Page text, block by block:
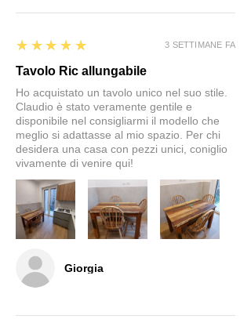
Giorgia
5
★★★★★
Tavolo Ric allungabile
Ho acquistato un tavolo unico nel suo stile.
Claudio è stato veramente gentile e
disponibile nel consigliarmi il modello che
meglio si adattasse al mio spazio. Per chi
desidera una casa con pezzi unici, coniglio
vivamente di venire qui!
3 SETTIMANE FA